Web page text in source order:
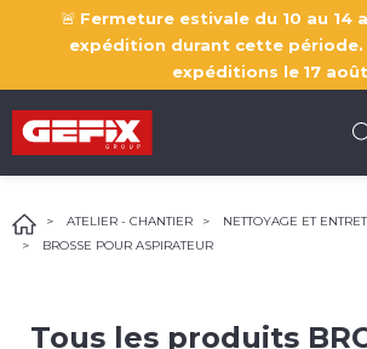
🚨 Fermeture estivale du 10 au 14
expédition durant cette période.
expéditions le 17 août
ATELIER - CHANTIER
NETTOYAGE ET
BROSSE POUR ASPIRATEUR
Tous les produits